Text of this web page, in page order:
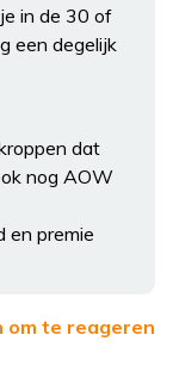
in de 30 of
een degelijk
dat
nog AOW
en premie
om te reageren